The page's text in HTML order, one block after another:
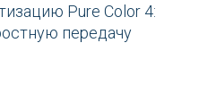
Pure Color 4:
передачу